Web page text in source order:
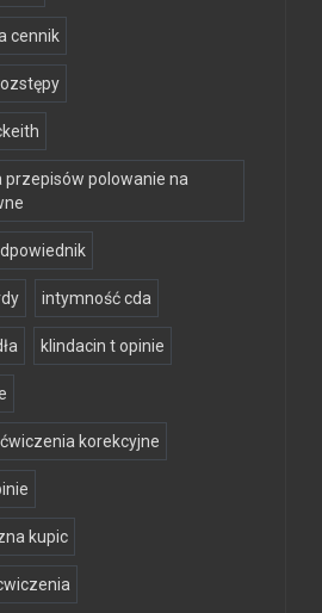
cennik
przepisów polowanie na
intymność cda
klindacin t opinie
korekcyjne
kupic